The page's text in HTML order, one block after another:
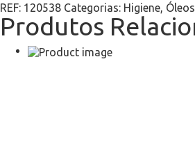
REF: 120538 Categorias: Higiene,
Produtos